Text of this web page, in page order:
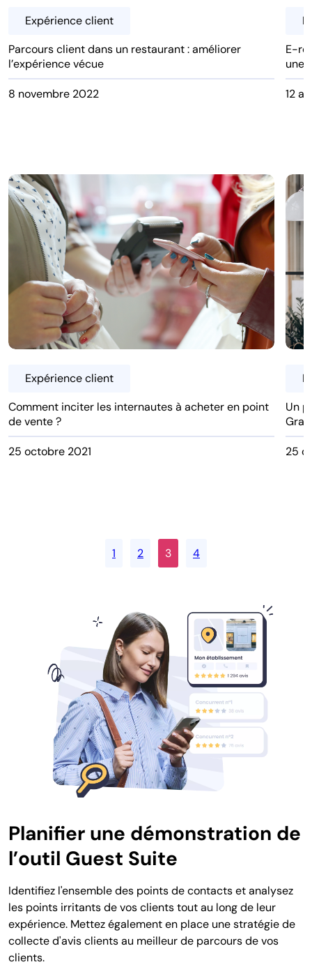
Expérience client
Parcours client dans un restaurant : améliorer
l’expérience vécue
8 novembre 2022
E-
une
12
Expérience client
Comment inciter les internautes à acheter en point
de vente ?
25 octobre 2021
Un
25
1 2 3 4
Planifier une démonstration de
l’outil Guest Suite
Identifiez l'ensemble des points de contacts et analysez
les points irritants de vos clients tout au long de leur
expérience. Mettez également en place une stratégie de
collecte d'avis clients au meilleur de parcours de vos
clients.